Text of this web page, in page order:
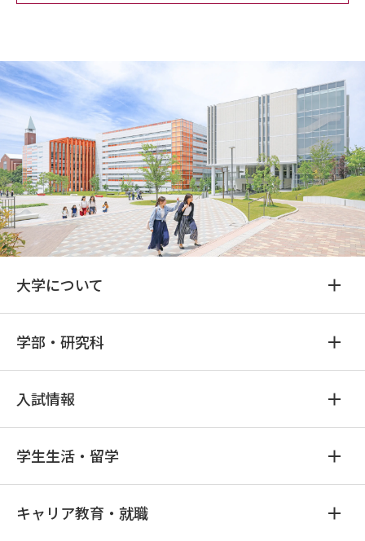
大学について
学部・研究科
入試情報
学生生活・留学
キャリア教育・就職